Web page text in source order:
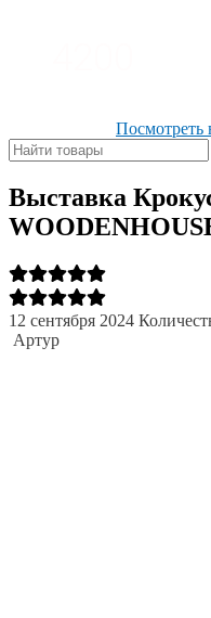
Посмотреть
Выставка
12 сентября 2024
Артур